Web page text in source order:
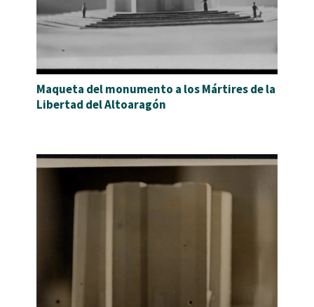
Maqueta del monumento a los Mártires de la
Libertad del Altoaragón